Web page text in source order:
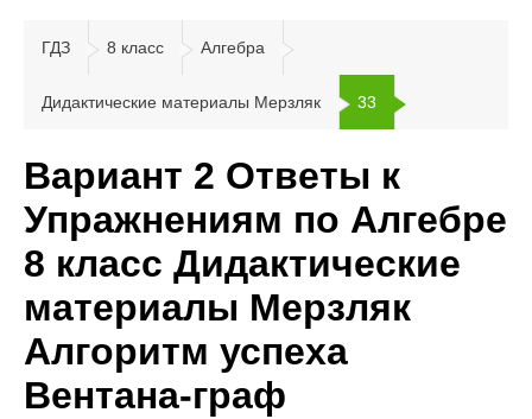
ГДЗ 8 класс Алгебра
Дидактические материалы Мерзляк 33
Вариант 2 Ответы к
Упражнениям по Алгебре
8 класс Дидактические
материалы Мерзляк
Алгоритм успеха
Вентана-граф